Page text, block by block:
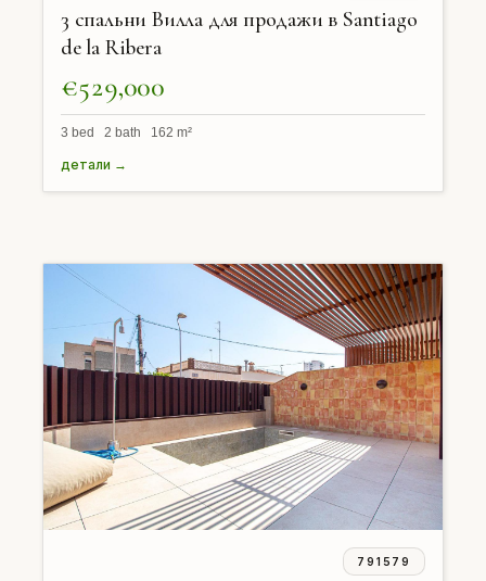
3 спальни Вилла для продажи в Santiago
de la Ribera
€529,000
3 bed 2 bath 162 m²
детали →
791579